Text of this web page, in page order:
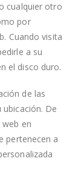
cualquier otro
por
Cuando visita
a su
el disco duro.
de las
De
en
pertenecen a